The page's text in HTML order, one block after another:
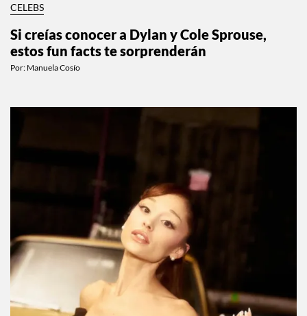
CELEBS
Si creías conocer a Dylan y Cole Sprouse,
estos fun facts te sorprenderán
Por: Manuela Cosío